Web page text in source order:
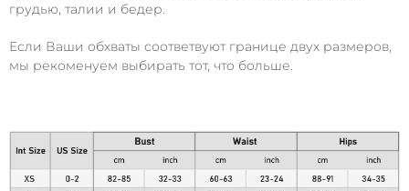
грудью, талии и бедер.
Если Ваши обхваты соответвуют границе двух размеров,
мы рекоменуем выбирать тот, что больше.